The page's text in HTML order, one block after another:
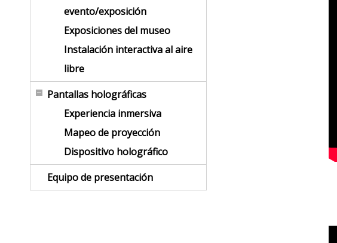
evento/exposición
Exposiciones del museo
Instalación interactiva al aire
libre
Pantallas holográficas
Experiencia inmersiva
Mapeo de proyección
Dispositivo holográfico
Equipo de presentación